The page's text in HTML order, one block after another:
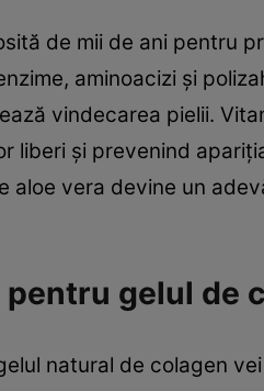
de mii de ani pentru
aminoacizi și
vindecarea pielii.
liberi și prevenind
aloe vera devine un
gelul de
natural de colagen